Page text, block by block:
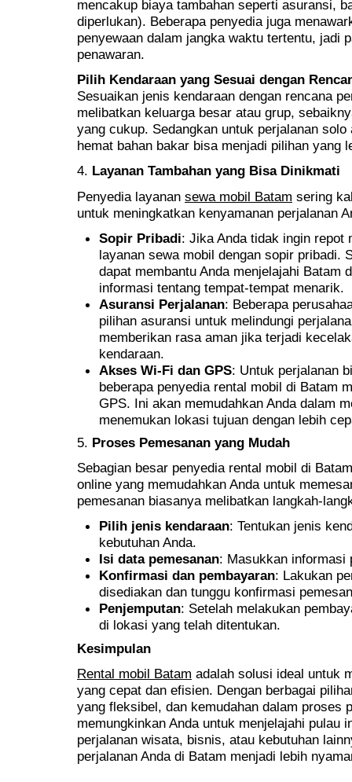
mencakup biaya tambahan seperti asuransi,
diperlukan). Beberapa penyedia juga
penyewaan dalam jangka waktu tertentu, jadi
penawaran.
Pilih Kendaraan yang Sesuai dengan
Sesuaikan jenis kendaraan dengan rencana
melibatkan keluarga besar atau grup,
yang cukup. Sedangkan untuk perjalanan
hemat bahan bakar bisa menjadi pilihan yang
4. Layanan Tambahan yang Bisa Dinikmati
Penyedia layanan sewa mobil Batam sering
untuk meningkatkan kenyamanan perjalanan
Sopir Pribadi: Jika Anda tidak ingin repot
layanan sewa mobil dengan sopir pribadi.
dapat membantu Anda menjelajahi Batam
informasi tentang tempat-tempat menarik.
Asuransi Perjalanan: Beberapa
pilihan asuransi untuk melindungi
memberikan rasa aman jika terjadi
kendaraan.
Akses Wi-Fi dan GPS: Untuk perjalanan
beberapa penyedia rental mobil di Batam
GPS. Ini akan memudahkan Anda dalam
menemukan lokasi tujuan dengan lebih
5. Proses Pemesanan yang Mudah
Sebagian besar penyedia rental mobil di
online yang memudahkan Anda untuk
pemesanan biasanya melibatkan langkah-
Pilih jenis kendaraan: Tentukan jenis
kebutuhan Anda.
Isi data pemesanan: Masukkan informasi
Konfirmasi dan pembayaran: Lakukan
disediakan dan tunggu konfirmasi
Penjemputan: Setelah melakukan
di lokasi yang telah ditentukan.
Kesimpulan
Rental mobil Batam adalah solusi ideal untuk
yang cepat dan efisien. Dengan berbagai
yang fleksibel, dan kemudahan dalam proses
memungkinkan Anda untuk menjelajahi pulau
perjalanan wisata, bisnis, atau kebutuhan
perjalanan Anda di Batam menjadi lebih